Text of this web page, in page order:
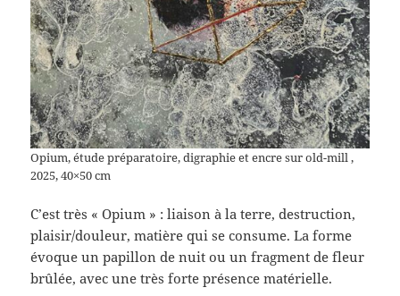
Opium, étude préparatoire, digraphie et encre sur old-mill ,
2025, 40×50 cm
C’est très « Opium » : liaison à la terre, destruction,
plaisir/douleur, matière qui se consume. La forme
évoque un papillon de nuit ou un fragment de fleur
brûlée, avec une très forte présence matérielle.